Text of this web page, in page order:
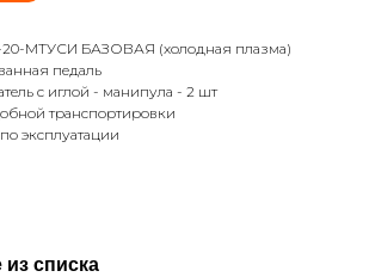
20-МТУСИ БАЗОВАЯ (холодная плазма)
педаль
с иглой - манипула - 2 шт
транспортировки
эксплуатации
списка